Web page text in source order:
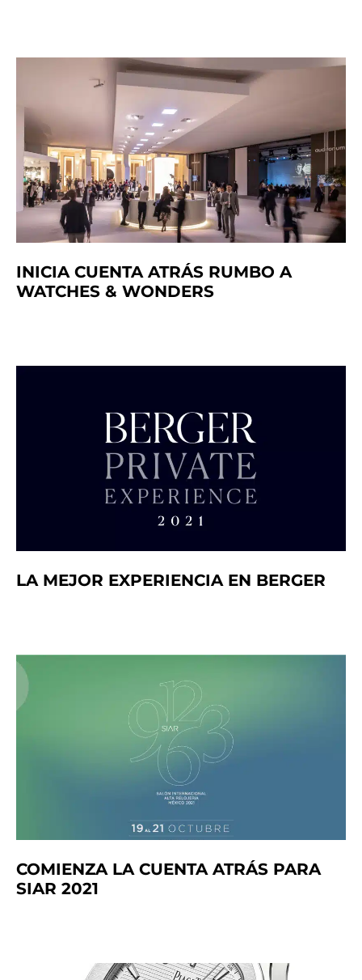
INICIA CUENTA ATRÁS RUMBO A
WATCHES & WONDERS
LA MEJOR EXPERIENCIA EN BERGER
COMIENZA LA CUENTA ATRÁS PARA
SIAR 2021